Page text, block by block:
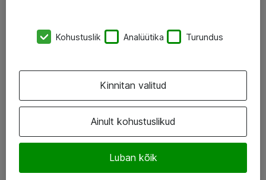
Atea kontaktid
Jälgi meid
LinkedIn
Kohustuslik Analüütika Turundus
Ainult kohustuslikud
Luban kõik
Kinnitan valitud